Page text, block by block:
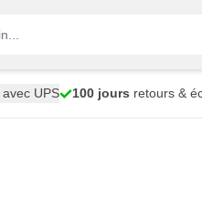
avec UPS 100 jours retours &